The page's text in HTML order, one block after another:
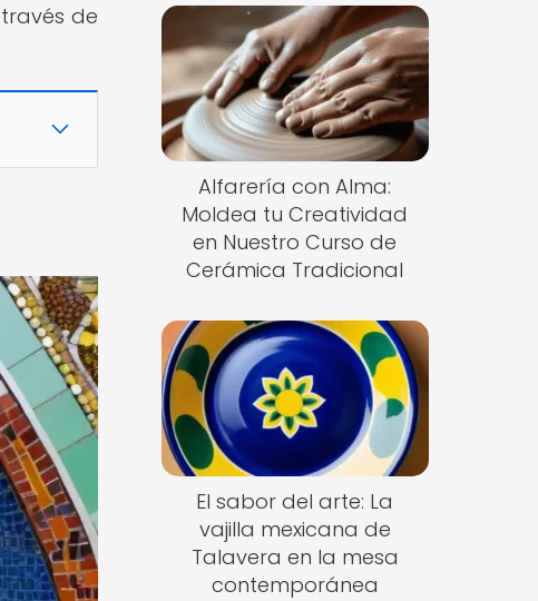
de
Alfarería con Alma:
Moldea tu Creatividad
en Nuestro Curso de
Cerámica Tradicional
El sabor del arte: La
vajilla mexicana de
Talavera en la mesa
contemporánea